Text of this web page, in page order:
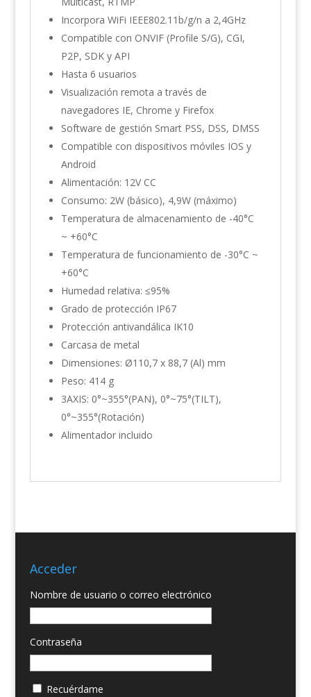
Incorpora WiFi IEEE802.11b/g/n a 2,4GHz
Compatible con ONVIF (Profile S/G), CGI,
P2P, SDK y API
Hasta 6 usuarios
Visualización remota a través de
navegadores IE, Chrome y Firefox
Software de gestión Smart PSS, DSS, DMSS
Compatible con dispositivos móviles IOS y
Android
Alimentación: 12V CC
Consumo: 2W (básico), 4,9W (máximo)
Temperatura de almacenamiento de -40°C
~ +60°C
Temperatura de funcionamiento de -30°C ~
+60°C
Humedad relativa: ≤95%
Grado de protección IP67
Protección antivandálica IK10
Carcasa de metal
Dimensiones: Ø110,7 x 88,7 (Al) mm
Peso: 414 g
3AXIS: 0°~355°(PAN), 0°~75°(TILT),
0°~355°(Rotación)
Alimentador incluido
Acceder
Nombre de usuario o correo electrónico
Contraseña
Recuérdame